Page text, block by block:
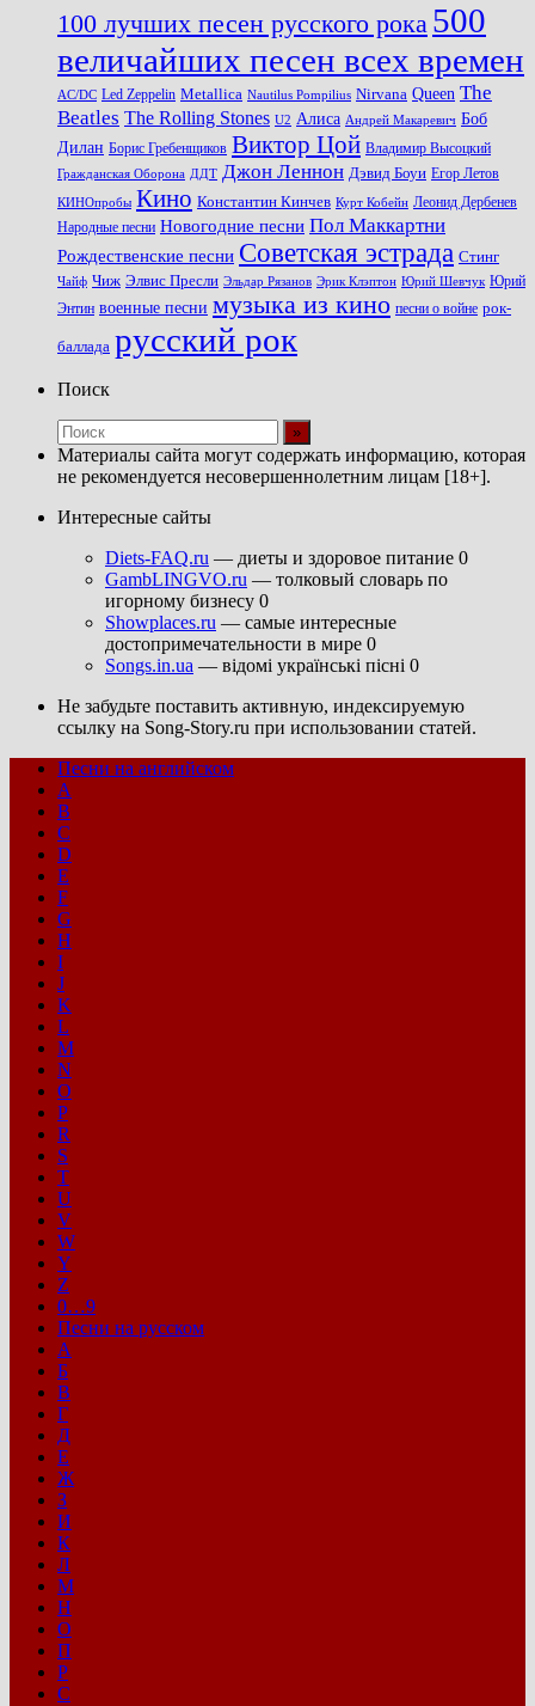
100 лучших песен русского рока 500
величайших песен всех времен
AC/DC Led Zeppelin Metallica Nautilus Pompilius Nirvana Queen The
Beatles The Rolling Stones U2 Алиса Андрей Макаревич Боб
Дилан Борис Гребенщиков Виктор Цой Владимир Высоцкий
Гражданская Оборона ДДТ Джон Леннон Дэвид Боуи Егор Летов
КИНОпробы Кино Константин Кинчев Курт Кобейн Леонид Дербенев
Народные песни Новогодние песни Пол Маккартни
Рождественские песни Советская эстрада Стинг
Чайф Чиж Элвис Пресли Эльдар Рязанов Эрик Клэптон Юрий Шевчук Юрий
Энтин военные песни музыка из кино песни о войне рок-
баллада русский рок
Поиск
Материалы сайта могут содержать информацию, которая
не рекомендуется несовершеннолетним лицам [18+].
Интересные сайты
Diets-FAQ.ru — диеты и здоровое питание 0
GambLINGVO.ru — толковый словарь по
игорному бизнесу 0
Showplaces.ru — самые интересные
достопримечательности в мире 0
Songs.in.ua — відомі українські пісні 0
Не забудьте поставить активную, индексируемую
ссылку на Song-Story.ru при использовании статей.
Песни на английском
A
B
C
D
E
F
G
H
I
J
K
L
M
N
O
P
R
S
T
U
V
W
Y
Z
0…9
Песни на русском
А
Б
В
Г
Д
Е
Ж
З
И
К
Л
М
Н
О
П
Р
С